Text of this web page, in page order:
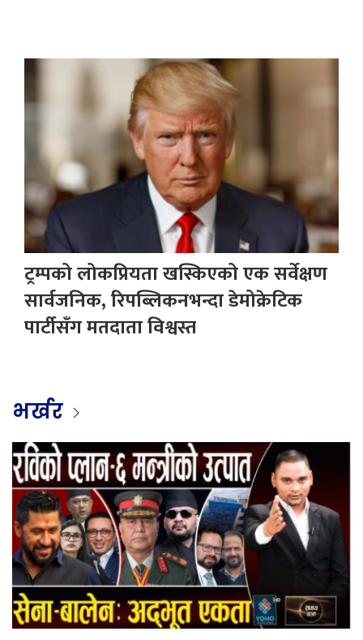
ट्रम्पको लोकप्रियता खस्किएको एक सर्वेक्षण
सार्वजनिक, रिपब्लिकनभन्दा डेमोक्रेटिक
पार्टीसँग मतदाता विश्वस्त
भर्खर